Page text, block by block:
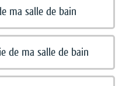
ma salle de bain
de ma salle de bain